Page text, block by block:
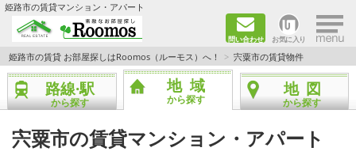
姫路市の賃貸マンション・アパート
問い合わせ お気に入り ×
TOPページ
ファミリー向けの部屋を探す
一人暮らし向けの部屋を探す
姫路市の賃貸 お部屋探しはRoomos（ルーモス）へ！ 宍粟市の賃貸物件
路線·駅
から探す
地域
から探す
地図
から探す
宍粟市の賃貸マンション・アパート